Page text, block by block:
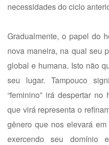
necessidades do ciclo
Gradualmente, o papel do
nova maneira, na qual seu
global e humana. Isto não
seu lugar. Tampouco
“feminino” irá despertar
que virá representa o
gênero que nos elevará
exercendo seu domínio